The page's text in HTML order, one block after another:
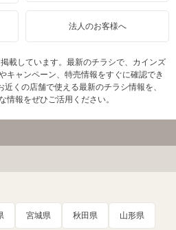
法人のお客様へ
載しています。最新のチラシで、カインズ
キャンペーン、特売情報をすぐに確認でき
くの店舗で使える最新のチラシ情報を、
情報をぜひご活用ください。
宮城県 秋田県 山形県